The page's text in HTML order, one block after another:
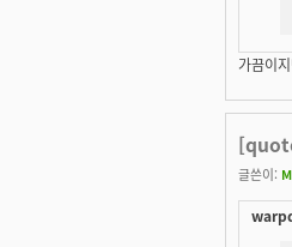
가끔이
글쓴이: